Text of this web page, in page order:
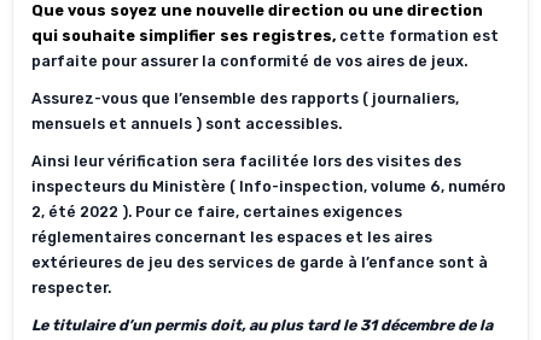
Que vous soyez une nouvelle direction ou une direction
qui souhaite simplifier ses registres, cette formation est
parfaite pour assurer la conformité de vos aires de jeux.
Assurez-vous que l’ensemble des rapports ( journaliers,
mensuels et annuels ) sont accessibles.
Ainsi leur vérification sera facilitée lors des visites des
inspecteurs du Ministère ( Info-inspection, volume 6, numéro
2, été 2022 ). Pour ce faire, certaines exigences
réglementaires concernant les espaces et les aires
extérieures de jeu des services de garde à l’enfance sont à
respecter.
Le titulaire d’un permis doit, au plus tard le 31 décembre de la